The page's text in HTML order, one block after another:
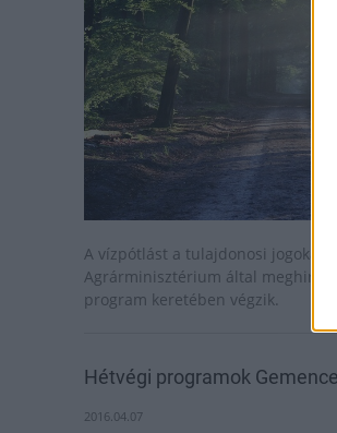
A vízpótlást a tulajdonosi jogokat
Agrárminisztérium által
program keretében végzik.
Hétvégi programok
2016.04.07